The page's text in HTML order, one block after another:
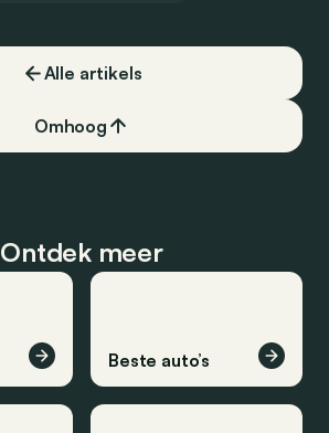
Alle artikels
Omhoog
Ontdek meer
Beste auto’s